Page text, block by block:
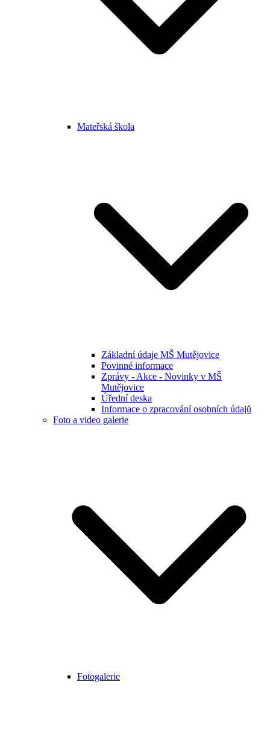
Mateřská škola
Základní údaje MŠ Mutějovice
Povinné informace
Zprávy - Akce - Novinky v MŠ
Mutějovice
Úřední deska
Informace o zpracování osobních údajů
Foto a video galerie
Fotogalerie